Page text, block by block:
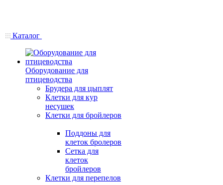
Каталог
Оборудование для
птицеводства
Брудера для цыплят
Клетки для кур
несушек
Клетки для бройлеров
Поддоны для
клеток бролеров
Сетка для
клеток
бройлеров
Клетки для перепелов